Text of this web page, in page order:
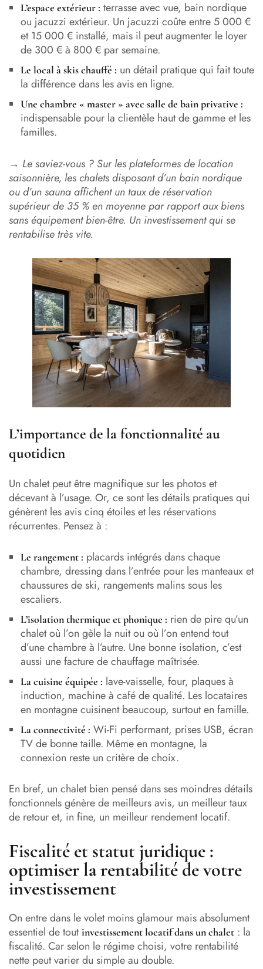
L’espace extérieur : terrasse avec vue, bain nordique
ou jacuzzi extérieur. Un jacuzzi coûte entre 5 000 €
et 15 000 € installé, mais il peut augmenter le loyer
de 300 € à 800 € par semaine.
Le local à skis chauffé : un détail pratique qui fait toute
la différence dans les avis en ligne.
Une chambre « master » avec salle de bain privative :
indispensable pour la clientèle haut de gamme et les
familles.
→ Le saviez-vous ? Sur les plateformes de location
saisonnière, les chalets disposant d’un bain nordique
ou d’un sauna affichent un taux de réservation
supérieur de 35 % en moyenne par rapport aux biens
sans équipement bien-être. Un investissement qui se
rentabilise très vite.
L’importance de la fonctionnalité au
quotidien
Un chalet peut être magnifique sur les photos et
décevant à l’usage. Or, ce sont les détails pratiques qui
génèrent les avis cinq étoiles et les réservations
récurrentes. Pensez à :
Le rangement : placards intégrés dans chaque
chambre, dressing dans l’entrée pour les manteaux et
chaussures de ski, rangements malins sous les
escaliers.
L’isolation thermique et phonique : rien de pire qu’un
chalet où l’on gèle la nuit ou où l’on entend tout
d’une chambre à l’autre. Une bonne isolation, c’est
aussi une facture de chauffage maîtrisée.
La cuisine équipée : lave-vaisselle, four, plaques à
induction, machine à café de qualité. Les locataires
en montagne cuisinent beaucoup, surtout en famille.
La connectivité : Wi-Fi performant, prises USB, écran
TV de bonne taille. Même en montagne, la
connexion reste un critère de choix.
En bref, un chalet bien pensé dans ses moindres détails
fonctionnels génère de meilleurs avis, un meilleur taux
de retour et, in fine, un meilleur rendement locatif.
Fiscalité et statut juridique :
optimiser la rentabilité de votre
investissement
On entre dans le volet moins glamour mais absolument
essentiel de toutinvestissement locatif dans un chalet : la
fiscalité. Car selon le régime choisi, votre rentabilité
nette peut varier du simple au double.